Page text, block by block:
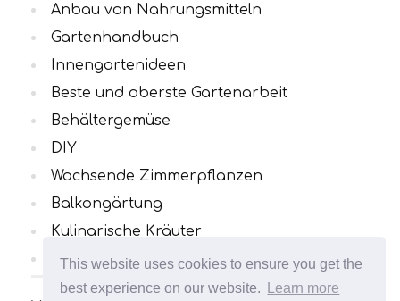
This website uses cookies to ensure you get the
best experience on our website.
Learn more
Anbau von Nahrungsmitteln
Gartenhandbuch
Innengartenideen
Beste und oberste Gartenarbeit
Behältergemüse
DIY
Wachsende Zimmerpflanzen
Balkongärtung
Kulinarische Kräuter
Alle Kategorien